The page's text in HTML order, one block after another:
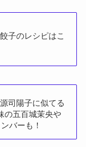
子のレシピはこ
司陽子に似てる
の五百城茉央や
バーも！